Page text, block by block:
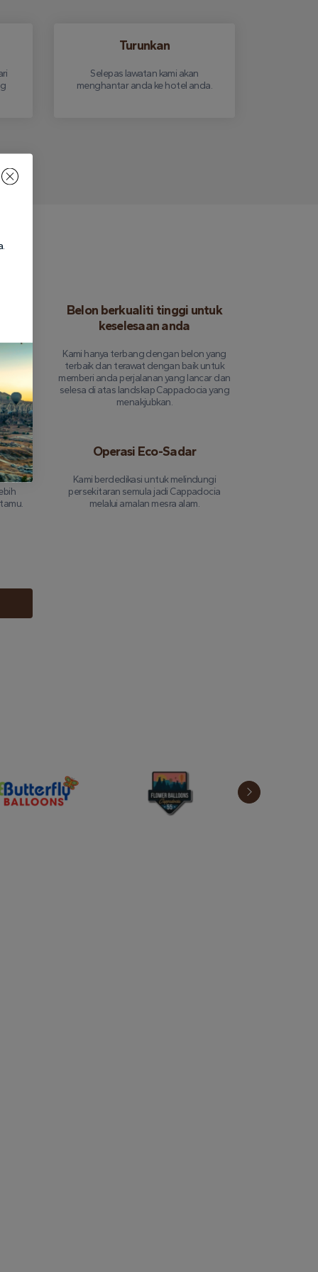
Turunkan
Selepas lawatan kami akan
menghantar anda ke hotel anda.
Belon berkualiti tinggi untuk
keselesaan anda
Kami hanya terbang dengan belon yang
terbaik dan terawat dengan baik untuk
memberi anda perjalanan yang lancar dan
selesa di atas landskap Cappadocia yang
menakjubkan.
untuk
Operasi Eco-Sadar
Kami berdedikasi untuk melindungi
persekitaran semula jadi Cappadocia
melalui amalan mesra alam.